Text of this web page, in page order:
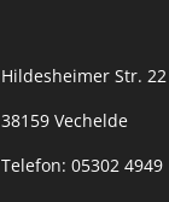
Hildesheimer Str. 22
38159 Vechelde
Telefon: 05302 4949